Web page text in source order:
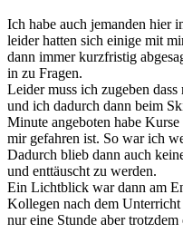
Ich habe auch jemanden hier
leider hatten sich einige mit
dann immer kurzfristig
in zu Fragen.
Leider muss ich zugeben
und ich dadurch dann beim
Minute angeboten habe
mir gefahren ist. So war ich
Dadurch blieb dann auch
und enttäuscht zu werden.
Ein Lichtblick war dann am
Kollegen nach dem
nur eine Stunde aber